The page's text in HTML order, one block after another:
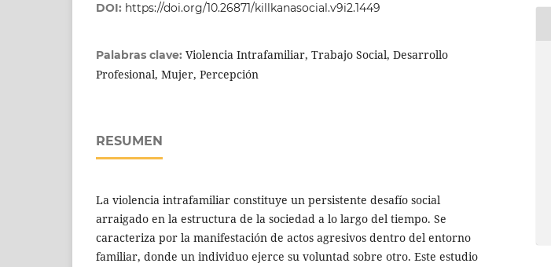
DOI: https://doi.org/10.26871/killkanasocial.v9i2.1449
Palabras clave: Violencia Intrafamiliar, Trabajo Social, Desarrollo
Profesional, Mujer, Percepción
RESUMEN
La violencia intrafamiliar constituye un persistente desafío social
arraigado en la estructura de la sociedad a lo largo del tiempo. Se
caracteriza por la manifestación de actos agresivos dentro del entorno
familiar, donde un individuo ejerce su voluntad sobre otro. Este estudio